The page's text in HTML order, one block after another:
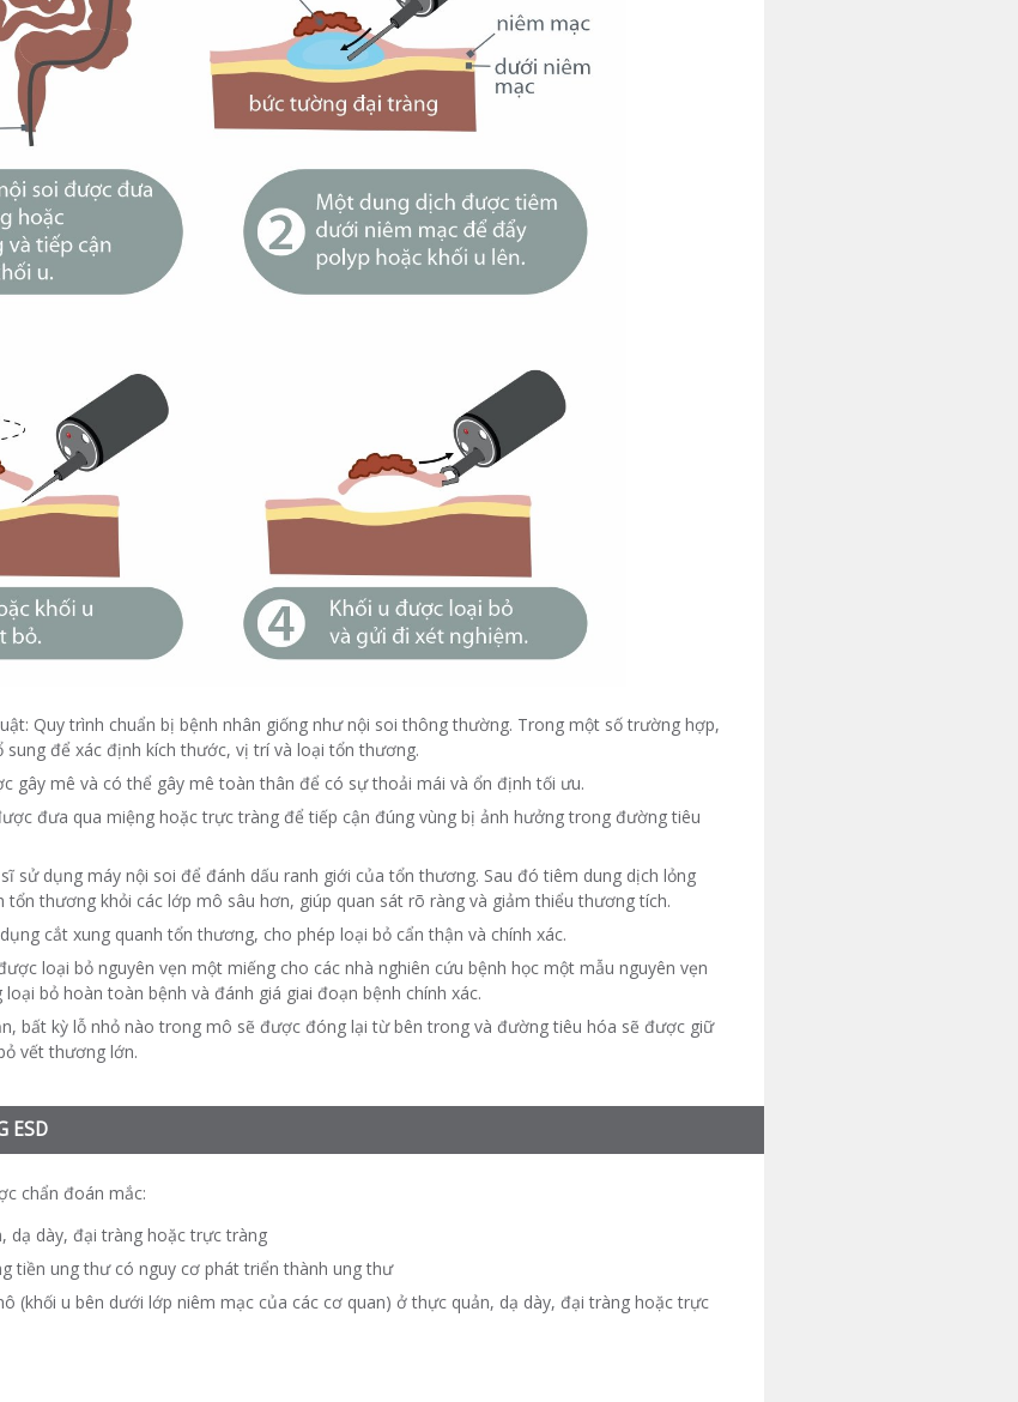
Quy trình chuẩn bị bệnh nhân giống như nội soi thông thường. Trong một số trường hợp,
để xác định kích thước, vị trí và loại tổn thương.
gây mê và có thể gây mê toàn thân để có sự thoải mái và ổn định tối ưu.
đưa qua miệng hoặc trực tràng để tiếp cận đúng vùng bị ảnh hưởng trong đường tiêu
sử dụng máy nội soi để đánh dấu ranh giới của tổn thương. Sau đó tiêm dung dịch lỏng
thương khỏi các lớp mô sâu hơn, giúp quan sát rõ ràng và giảm thiểu thương tích.
cắt xung quanh tổn thương, cho phép loại bỏ cẩn thận và chính xác.
loại bỏ nguyên vẹn một miếng cho các nhà nghiên cứu bệnh học một mẫu nguyên vẹn
bỏ hoàn toàn bệnh và đánh giá giai đoạn bệnh chính xác.
bất kỳ lỗ nhỏ nào trong mô sẽ được đóng lại từ bên trong và đường tiêu hóa sẽ được giữ
vết thương lớn.
ESD
chẩn đoán mắc:
dạ dày, đại tràng hoặc trực tràng
tiền ung thư có nguy cơ phát triển thành ung thư
(khối u bên dưới lớp niêm mạc của các cơ quan) ở thực quản, dạ dày, đại tràng hoặc trực